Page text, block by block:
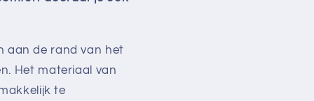
aan de rand van het
Het materiaal van
te